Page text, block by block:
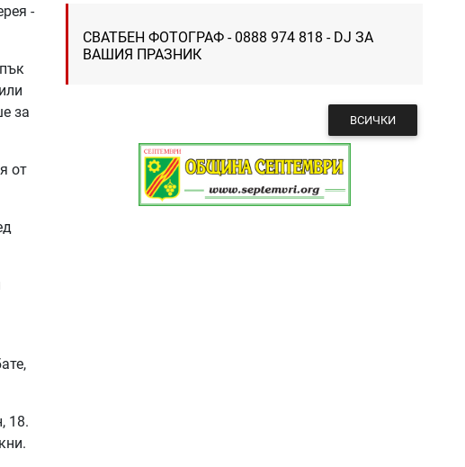
-
за
от
18.
СВАТБЕН ФОТОГРАФ - 0888 974 818 - DJ ЗА
ВАШИЯ ПРАЗНИК
ВСИЧКИ